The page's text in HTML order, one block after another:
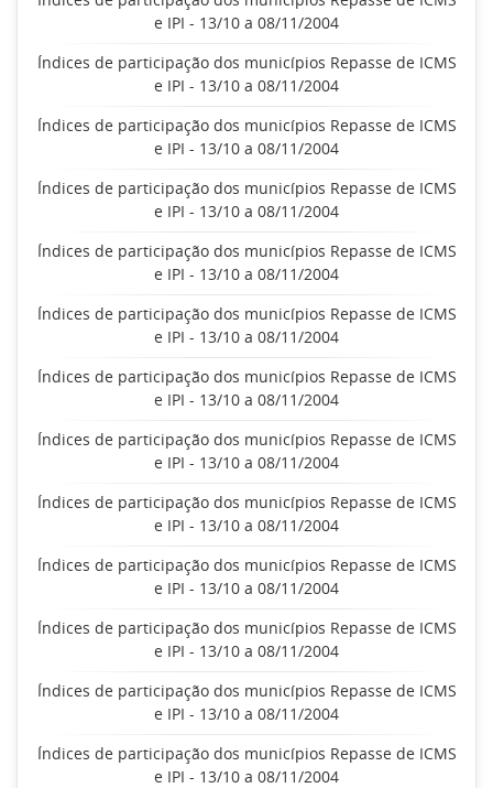
e IPI - 13/10 a 08/11/2004
Índices de participação dos municípios Repasse de ICMS
e IPI - 13/10 a 08/11/2004
Índices de participação dos municípios Repasse de ICMS
e IPI - 13/10 a 08/11/2004
Índices de participação dos municípios Repasse de ICMS
e IPI - 13/10 a 08/11/2004
Índices de participação dos municípios Repasse de ICMS
e IPI - 13/10 a 08/11/2004
Índices de participação dos municípios Repasse de ICMS
e IPI - 13/10 a 08/11/2004
Índices de participação dos municípios Repasse de ICMS
e IPI - 13/10 a 08/11/2004
Índices de participação dos municípios Repasse de ICMS
e IPI - 13/10 a 08/11/2004
Índices de participação dos municípios Repasse de ICMS
e IPI - 13/10 a 08/11/2004
Índices de participação dos municípios Repasse de ICMS
e IPI - 13/10 a 08/11/2004
Índices de participação dos municípios Repasse de ICMS
e IPI - 13/10 a 08/11/2004
Índices de participação dos municípios Repasse de ICMS
e IPI - 13/10 a 08/11/2004
Índices de participação dos municípios Repasse de ICMS
e IPI - 13/10 a 08/11/2004